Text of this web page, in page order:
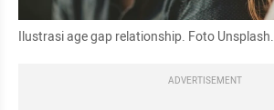
Ilustrasi age gap relationship. Foto Unsplash.
ADVERTISEMENT